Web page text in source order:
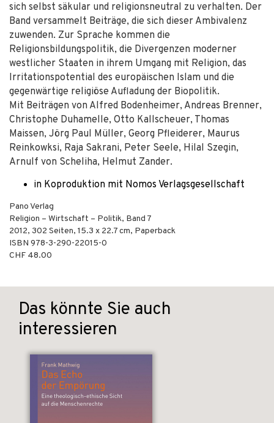
sich selbst säkular und religionsneutral zu verhalten. Der
Band versammelt Beiträge, die sich dieser Ambivalenz
zuwenden. Zur Sprache kommen die
Religionsbildungspolitik, die Divergenzen moderner
westlicher Staaten in ihrem Umgang mit Religion, das
Irritationspotential des europäischen Islam und die
gegenwärtige religiöse Aufladung der Biopolitik.
Mit Beiträgen von Alfred Bodenheimer, Andreas Brenner,
Christophe Duhamelle, Otto Kallscheuer, Thomas
Maissen, Jörg Paul Müller, Georg Pfleiderer, Maurus
Reinkowksi, Raja Sakrani, Peter Seele, Hilal Szegin,
Arnulf von Scheliha, Helmut Zander.
in Koproduktion mit Nomos Verlagsgesellschaft
Pano Verlag
Religion – Wirtschaft – Politik, Band 7
2012, 302 Seiten, 15.3 x 22.7 cm, Paperback
ISBN 978-3-290-22015-0
CHF 48.00
Das könnte Sie auch
interessieren